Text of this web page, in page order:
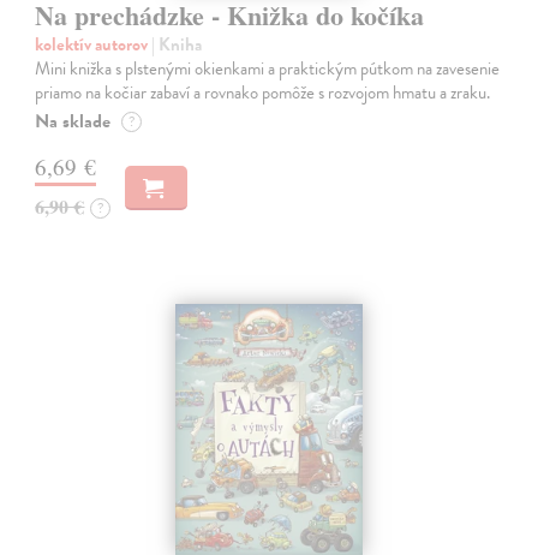
Na prechádzke - Knižka do kočíka
kolektív autorov| Kniha
Mini knižka s plstenými okienkami a praktickým pútkom na zavesenie
priamo na kočiar zabaví a rovnako pomôže s rozvojom hmatu a zraku.
Na sklade ?
6,69 €
6,90 € ?